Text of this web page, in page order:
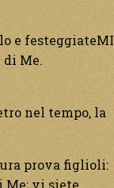
e festeggiateMI
Me.
nel tempo, la
prova figlioli:
Me; vi siete